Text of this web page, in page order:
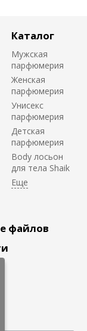
Каталог
Мужская
парфюмерия
Женская
парфюмерия
Унисекс
парфюмерия
Детская
парфюмерия
Body лосьон
для тела Shaik
файлов